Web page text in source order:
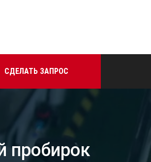
СДЕЛАТЬ ЗАПРОС
пробирок